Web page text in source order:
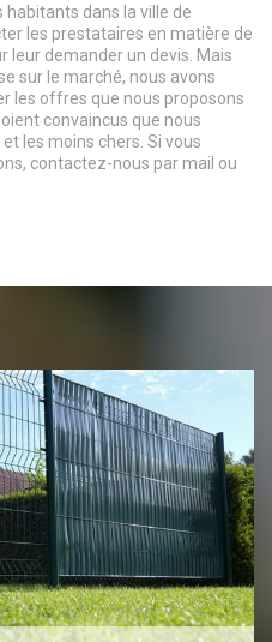
habitants dans la ville de
les prestataires en matière de
leur demander un devis. Mais
sur le marché, nous avons
les offres que nous proposons
convaincus que nous
les moins chers. Si vous
contactez-nous par mail ou